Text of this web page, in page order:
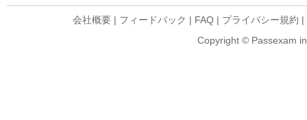
会社概要 | フィードバック | FAQ | プライバシー規約 |
Copyright © Passexam